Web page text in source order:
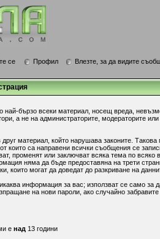
се Профил Влезте, за да видите
бързо всеки материал, носещ вреда,
а не на администраторите, модераторите
материал, който нарушава законите.
които са направени всички съобщения се
променят или заключват всяка тема по всяко
няма да бъде предоставяна на трети
които могат да доведат до разкриване на
информация за вас; използват се само за
на нови пароли, ако случайно забравите
е над 13 години